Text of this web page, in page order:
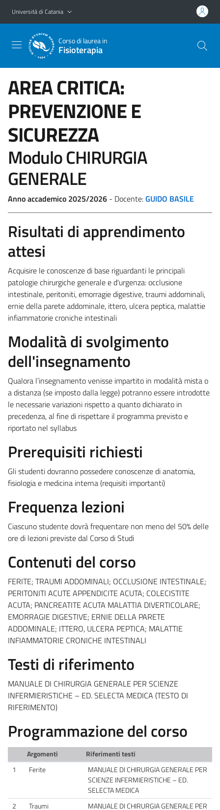
Vai al contenuto principale
Vai al menu di navigazione
Università di Catania
Corso di laurea in
Fisioterapia
AREA CRITICA:
PREVENZIONE E
SICUREZZA
Modulo CHIRURGIA
GENERALE
Anno accademico 2025/2026 - Docente:GUIDO BASILE
Risultati di apprendimento
attesi
Acquisire le conoscenze di base riguardanti le principali
patologie chirurgiche generale e d'urgenza: occlusione
intestinale, peritoniti, emorragie digestive, traumi addominali,
ernie della parete addominale, ittero, ulcera peptica, malattie
infiammatorie croniche intestinali
Modalità di svolgimento
dell'insegnamento
Qualora l’insegnamento venisse impartito in modalità mista o
a distanza (se imposto dalla legge) potranno essere introdotte
le necessarie variazioni rispetto a quanto dichiarato in
precedenza, al fine di rispettare il programma previsto e
riportato nel syllabus
Prerequisiti richiesti
Gli studenti dovranno possedere conoscenze di anatomia,
fisiologia e medicina interna (requisiti importanti)
Frequenza lezioni
Ciascuno studente dovrà frequentare non meno del 50% delle
ore di lezioni previste dal Corso di Studi
Contenuti del corso
FERITE; TRAUMI ADDOMINALI; OCCLUSIONE INTESTINALE;
PERITONITI ACUTE APPENDICITE ACUTA; COLECISTITE
ACUTA; PANCREATITE ACUTA MALATTIA DIVERTICOLARE;
EMORRAGIE DIGESTIVE; ERNIE DELLA PARETE
ADDOMINALE; ITTERO, ULCERA PEPTICA; MALATTIE
INFIAMMATORIE CRONICHE INTESTINALI
Testi di riferimento
MANUALE DI CHIRURGIA GENERALE PER SCIENZE
INFERMIERISTICHE – ED. SELECTA MEDICA (TESTO DI
RIFERIMENTO)
Programmazione del corso
Argomenti
Riferimenti testi
1
Ferite
MANUALE DI CHIRURGIA GENERALE PER
SCIENZE INFERMIERISTICHE – ED.
SELECTA MEDICA
2
Traumi
MANUALE DI CHIRURGIA GENERALE PER